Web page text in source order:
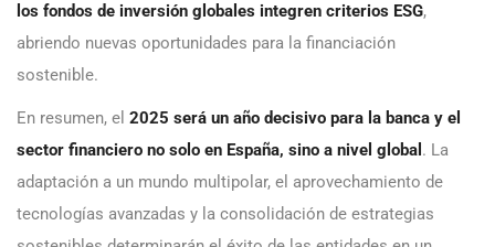
los fondos de inversión globales integren criterios ESG,
abriendo nuevas oportunidades para la financiación
sostenible.
En resumen, el 2025 será un año decisivo para la banca y el
sector financiero no solo en España, sino a nivel global . La
adaptación a un mundo multipolar, el aprovechamiento de
tecnologías avanzadas y la consolidación de estrategias